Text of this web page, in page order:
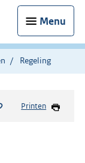
Menu
Regeling
Printen